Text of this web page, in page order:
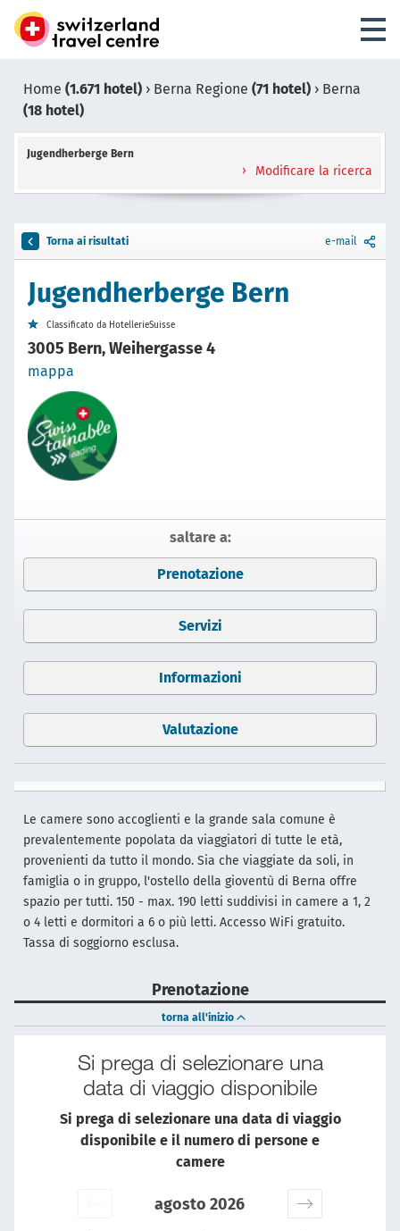
Home (1.671 hotel) › Berna Regione (71 hotel) › Berna
(18 hotel)
Jugendherberge Bern
Modificare la ricerca
Torna ai risultati e-mail
Jugendherberge Bern
Classificato da HotellerieSuisse
3005 Bern, Weihergasse 4
mappa
saltare a:
Prenotazione
Servizi
Informazioni
Valutazione
Le camere sono accoglienti e la grande sala comune è
prevalentemente popolata da viaggiatori di tutte le età,
provenienti da tutto il mondo. Sia che viaggiate da soli, in
famiglia o in gruppo, l'ostello della gioventù di Berna offre
spazio per tutti. 150 - max. 190 letti suddivisi in camere a 1, 2
o 4 letti e dormitori a 6 o più letti. Accesso WiFi gratuito.
Tassa di soggiorno esclusa.
Prenotazione
torna all'inizio
Si prega di selezionare una
data di viaggio disponibile
Si prega di selezionare una data di viaggio
disponibile e il numero di persone e
camere
agosto 2026